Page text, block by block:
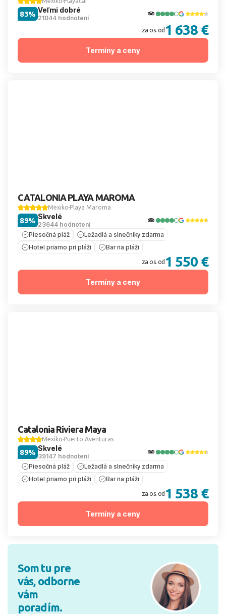
Veľmi dobré
21044 hodnotení
83%
za os. od 1 638 €
Termíny a ceny
CATALONIA PLAYA MAROMA
Mexiko Playa Maroma
Skvelé
23644 hodnotení
89%
Piesočná pláž
Ležadlá a slnečníky zdarma
Hotel priamo pri pláži
Bar na pláži
za os. od 1 550 €
Termíny a ceny
Catalonia Riviera Maya
Mexiko Puerto Aventuras
Skvelé
39147 hodnotení
89%
Piesočná pláž
Ležadlá a slnečníky zdarma
Hotel priamo pri pláži
Bar na pláži
za os. od 1 538 €
Termíny a ceny
Som tu pre
vás, odborne
vám
poradím.